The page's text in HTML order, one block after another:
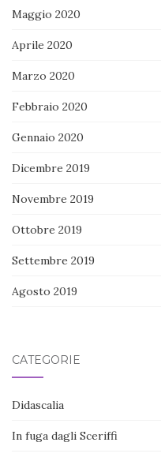
Maggio 2020
Aprile 2020
Marzo 2020
Febbraio 2020
Gennaio 2020
Dicembre 2019
Novembre 2019
Ottobre 2019
Settembre 2019
Agosto 2019
CATEGORIE
Didascalia
In fuga dagli Sceriffi